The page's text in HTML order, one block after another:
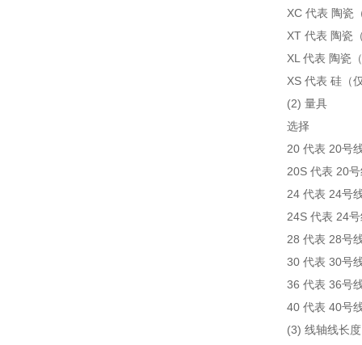
XC 代表 陶瓷
XT 代表 陶瓷
XL 代表 陶瓷
XS 代表 硅（
(2) 量具
选择
20 代表 20号
20S 代表 20
24 代表 24号
24S 代表 24
28 代表 28号
30 代表 30号
36 代表 36号
40 代表 40号
(3) 线轴线长度